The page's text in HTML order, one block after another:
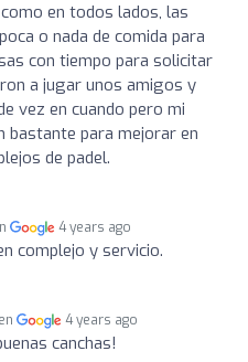
en todos lados, las
o nada de comida para
con tiempo para solicitar
a jugar unos amigos y
vez en cuando pero mi
bastante para mejorar en
de padel.
4 years ago
complejo y servicio.
4 years ago
canchas!